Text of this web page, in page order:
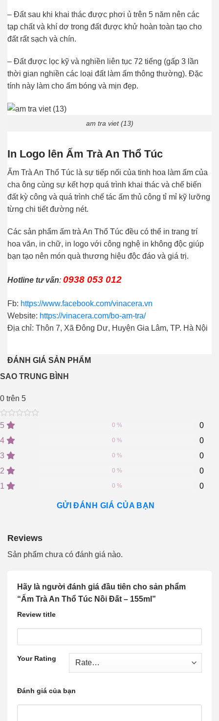
– Đất sau khi khai thác được phơi ủ trên 5 năm nên các
tạp chất và khí dơ trong đất được khử hoàn toàn tạo cho
đất rất sạch và chín.
– Đất được lọc kỹ và nghiền liên tục 72 tiếng (gấp 3 lần
thời gian nghiền các loại đất làm ấm thông thường). Đặc
tính này làm cho ấm bóng và mịn đẹp.
am tra viet (13)
In Logo lên Ấm Trà An Thổ Túc
Ấm Trà An Thổ Túc là sự tiếp nối của tinh hoa làm ấm của
cha ông cùng sự kết hợp quá trình khai thác và chế biến
đất kỳ công và quá trình chế tác ấm thủ công tỉ mỉ kỹ lưỡng
từng chi tiết đường nét.
Các sản phẩm ấm trà An Thổ Túc đều có thể in trang trí
hoa văn, in chữ, in logo với công nghệ in không độc giúp
bạn tạo nên món quà thương hiệu độc đáo và giá trị.
Hotline tư vấn: 0938 053 012
Fb: https://www.facebook.com/vinacera.vn
Website: https://vinacera.com/bo-am-tra/
Địa chỉ: Thôn 7, Xã Đông Dư, Huyện Gia Lâm, TP. Hà Nội
ĐÁNH GIÁ SẢN PHẨM
SAO TRUNG BÌNH
0 trên 5
0
of
5
on
0
ratings
5 0
0 %
4 0
0 %
3 0
0 %
2 0
0 %
1 0
0 %
GỬI ĐÁNH GIÁ CỦA BẠN
Reviews
Sản phẩm chưa có đánh giá nào.
Hãy là người đánh giá đầu tiên cho sản phẩm
“Ấm Trà An Thổ Túc Nồi Đất – 155ml”
Review title
Your Rating
Đánh giá của bạn